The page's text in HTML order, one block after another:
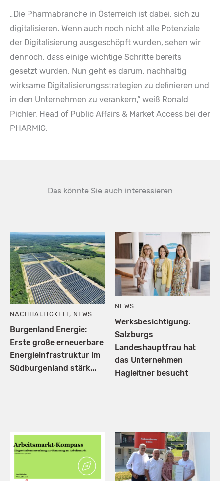
„Die Pharmabranche in Österreich ist dabei, sich zu
digitalisieren. Wenn auch noch nicht alle Potenziale
der Digitalisierung ausgeschöpft wurden, sehen wir
dennoch, dass einige wichtige Schritte bereits
gesetzt wurden. Nun geht es darum, nachhaltig
wirksame Digitalisierungsstrategien zu definieren und
in den Unternehmen zu verankern,“ weiß Ronald
Pichler, Head of Public Affairs & Market Access bei der
PHARMIG.
Das könnte Sie auch interessieren
NACHHALTIGKEIT, NEWS
Burgenland Energie:
Erste große erneuerbare
Energieinfrastruktur im
Südburgenland stärk...
NEWS
Werksbesichtigung:
Salzburgs
Landeshauptfrau hat
das Unternehmen
Hagleitner besucht